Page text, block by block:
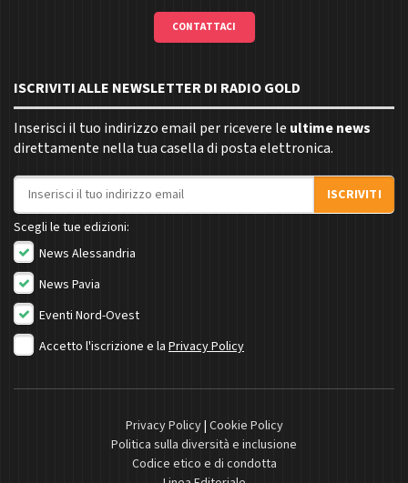
CONTATTACI
ISCRIVITI ALLE NEWSLETTER DI RADIO GOLD
Inserisci il tuo indirizzo email per ricevere le ultime news
direttamente nella tua casella di posta elettronica.
Indirizzo email
ISCRIVITI
Scegli le tue edizioni:
News Alessandria
News Pavia
Eventi Nord-Ovest
Accetto l'iscrizione e la Privacy Policy
Privacy Policy| Cookie Policy
Politica sulla diversità e inclusione
Codice etico e di condotta